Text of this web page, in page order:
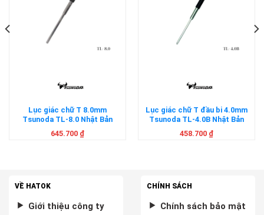
Lục giác chữ T 8.0mm
Tsunoda TL-8.0 Nhật Bản
645.700 ₫
Lục giác chữ T đầu bi 4.0mm
Tsunoda TL-4.0B Nhật Bản
458.700 ₫
VỀ HATOK
Giới thiệu công ty
CHÍNH SÁCH
Chính sách bảo mật